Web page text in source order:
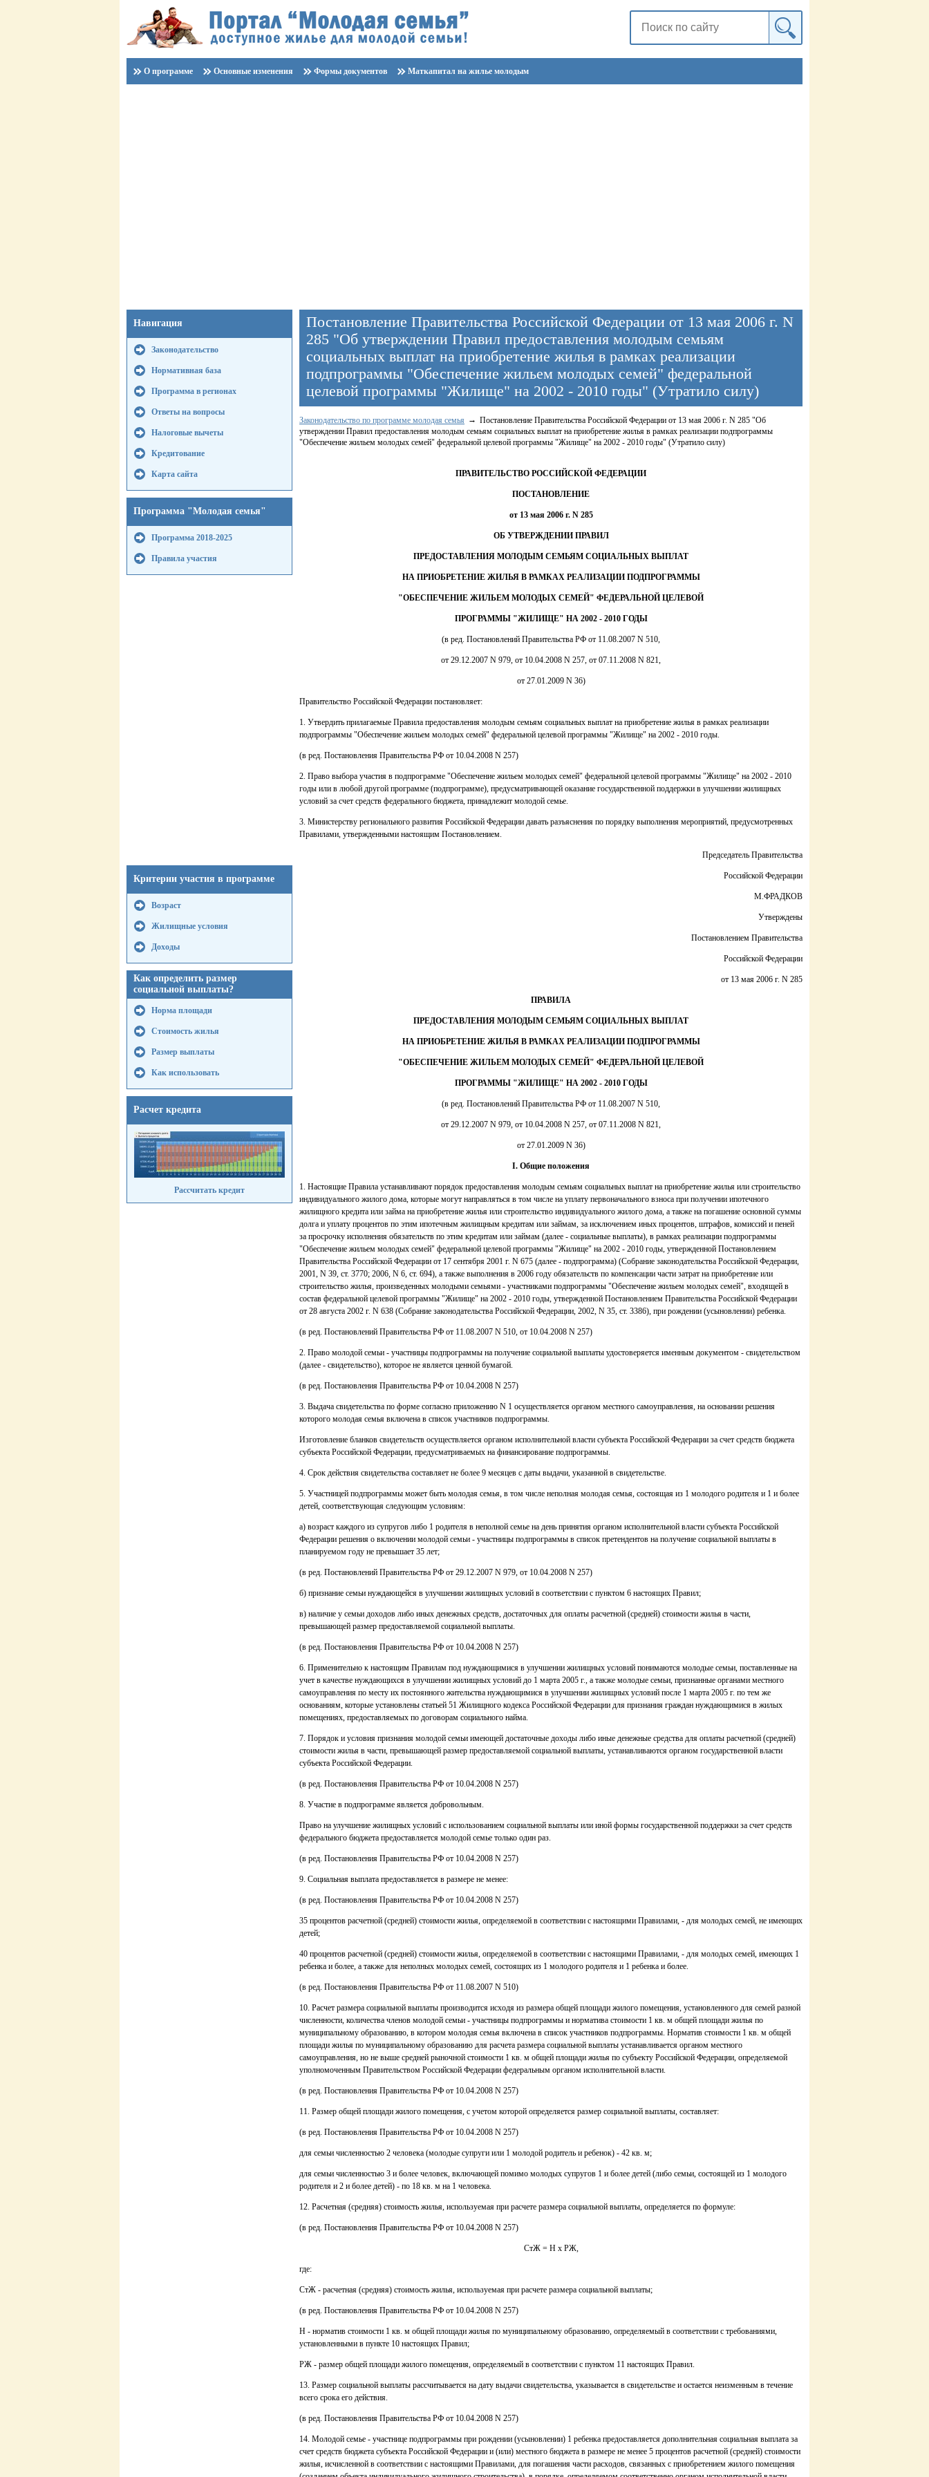
О программе Основные изменения Формы документов Маткапитал на жилье молодым
Навигация
Законодательство
Нормативная база
Программа в регионах
Ответы на вопросы
Налоговые вычеты
Кредитование
Карта сайта
Программа "Молодая семья"
Программа 2018-2025
Правила участия
Критерии участия в программе
Возраст
Жилищные условия
Доходы
Как определить размер
социальной выплаты?
Норма площади
Стоимость жилья
Размер выплаты
Как использовать
Расчет кредита
Рассчитать кредит
Постановление Правительства Российской Федерации от 13 мая 2006 г. N
285 "Об утверждении Правил предоставления молодым семьям
социальных выплат на приобретение жилья в рамках реализации
подпрограммы "Обеспечение жильем молодых семей" федеральной
целевой программы "Жилище" на 2002 - 2010 годы" (Утратило силу)
Законодательство по программе молодая семья
Постановление Правительства Российской Федерации от 13 мая 2006 г. N 285 "Об
утверждении Правил предоставления молодым семьям социальных выплат на приобретение жилья в рамках реализации подпрограммы
"Обеспечение жильем молодых семей" федеральной целевой программы "Жилище" на 2002 - 2010 годы" (Утратило силу)
ПРАВИТЕЛЬСТВО РОССИЙСКОЙ ФЕДЕРАЦИИ
ПОСТАНОВЛЕНИЕ
от 13 мая 2006 г. N 285
ОБ УТВЕРЖДЕНИИ ПРАВИЛ
ПРЕДОСТАВЛЕНИЯ МОЛОДЫМ СЕМЬЯМ СОЦИАЛЬНЫХ ВЫПЛАТ
НА ПРИОБРЕТЕНИЕ ЖИЛЬЯ В РАМКАХ РЕАЛИЗАЦИИ ПОДПРОГРАММЫ
"ОБЕСПЕЧЕНИЕ ЖИЛЬЕМ МОЛОДЫХ СЕМЕЙ" ФЕДЕРАЛЬНОЙ ЦЕЛЕВОЙ
ПРОГРАММЫ "ЖИЛИЩЕ" НА 2002 - 2010 ГОДЫ
(в ред. Постановлений Правительства РФ от 11.08.2007 N 510,
от 29.12.2007 N 979, от 10.04.2008 N 257, от 07.11.2008 N 821,
от 27.01.2009 N 36)
Правительство Российской Федерации постановляет:
1. Утвердить прилагаемые Правила предоставления молодым семьям социальных выплат на приобретение жилья в рамках реализации
подпрограммы "Обеспечение жильем молодых семей" федеральной целевой программы "Жилище" на 2002 - 2010 годы.
(в ред. Постановления Правительства РФ от 10.04.2008 N 257)
2. Право выбора участия в подпрограмме "Обеспечение жильем молодых семей" федеральной целевой программы "Жилище" на 2002 - 2010
годы или в любой другой программе (подпрограмме), предусматривающей оказание государственной поддержки в улучшении жилищных
условий за счет средств федерального бюджета, принадлежит молодой семье.
3. Министерству регионального развития Российской Федерации давать разъяснения по порядку выполнения мероприятий, предусмотренных
Правилами, утвержденными настоящим Постановлением.
Председатель Правительства
Российской Федерации
М.ФРАДКОВ
Утверждены
Постановлением Правительства
Российской Федерации
от 13 мая 2006 г. N 285
ПРАВИЛА
ПРЕДОСТАВЛЕНИЯ МОЛОДЫМ СЕМЬЯМ СОЦИАЛЬНЫХ ВЫПЛАТ
НА ПРИОБРЕТЕНИЕ ЖИЛЬЯ В РАМКАХ РЕАЛИЗАЦИИ ПОДПРОГРАММЫ
"ОБЕСПЕЧЕНИЕ ЖИЛЬЕМ МОЛОДЫХ СЕМЕЙ" ФЕДЕРАЛЬНОЙ ЦЕЛЕВОЙ
ПРОГРАММЫ "ЖИЛИЩЕ" НА 2002 - 2010 ГОДЫ
(в ред. Постановлений Правительства РФ от 11.08.2007 N 510,
от 29.12.2007 N 979, от 10.04.2008 N 257, от 07.11.2008 N 821,
от 27.01.2009 N 36)
I. Общие положения
1. Настоящие Правила устанавливают порядок предоставления молодым семьям социальных выплат на приобретение жилья или строительство
индивидуального жилого дома, которые могут направляться в том числе на уплату первоначального взноса при получении ипотечного
жилищного кредита или займа на приобретение жилья или строительство индивидуального жилого дома, а также на погашение основной суммы
долга и уплату процентов по этим ипотечным жилищным кредитам или займам, за исключением иных процентов, штрафов, комиссий и пеней
за просрочку исполнения обязательств по этим кредитам или займам (далее - социальные выплаты), в рамках реализации подпрограммы
"Обеспечение жильем молодых семей" федеральной целевой программы "Жилище" на 2002 - 2010 годы, утвержденной Постановлением
Правительства Российской Федерации от 17 сентября 2001 г. N 675 (далее - подпрограмма) (Собрание законодательства Российской Федерации,
2001, N 39, ст. 3770; 2006, N 6, ст. 694), а также выполнения в 2006 году обязательств по компенсации части затрат на приобретение или
строительство жилья, произведенных молодыми семьями - участниками подпрограммы "Обеспечение жильем молодых семей", входящей в
состав федеральной целевой программы "Жилище" на 2002 - 2010 годы, утвержденной Постановлением Правительства Российской Федерации
от 28 августа 2002 г. N 638 (Собрание законодательства Российской Федерации, 2002, N 35, ст. 3386), при рождении (усыновлении) ребенка.
(в ред. Постановлений Правительства РФ от 11.08.2007 N 510, от 10.04.2008 N 257)
2. Право молодой семьи - участницы подпрограммы на получение социальной выплаты удостоверяется именным документом - свидетельством
(далее - свидетельство), которое не является ценной бумагой.
(в ред. Постановления Правительства РФ от 10.04.2008 N 257)
3. Выдача свидетельства по форме согласно приложению N 1 осуществляется органом местного самоуправления, на основании решения
которого молодая семья включена в список участников подпрограммы.
Изготовление бланков свидетельств осуществляется органом исполнительной власти субъекта Российской Федерации за счет средств бюджета
субъекта Российской Федерации, предусматриваемых на финансирование подпрограммы.
4. Срок действия свидетельства составляет не более 9 месяцев с даты выдачи, указанной в свидетельстве.
5. Участницей подпрограммы может быть молодая семья, в том числе неполная молодая семья, состоящая из 1 молодого родителя и 1 и более
детей, соответствующая следующим условиям:
а) возраст каждого из супругов либо 1 родителя в неполной семье на день принятия органом исполнительной власти субъекта Российской
Федерации решения о включении молодой семьи - участницы подпрограммы в список претендентов на получение социальной выплаты в
планируемом году не превышает 35 лет;
(в ред. Постановлений Правительства РФ от 29.12.2007 N 979, от 10.04.2008 N 257)
б) признание семьи нуждающейся в улучшении жилищных условий в соответствии с пунктом 6 настоящих Правил;
в) наличие у семьи доходов либо иных денежных средств, достаточных для оплаты расчетной (средней) стоимости жилья в части,
превышающей размер предоставляемой социальной выплаты.
(в ред. Постановления Правительства РФ от 10.04.2008 N 257)
6. Применительно к настоящим Правилам под нуждающимися в улучшении жилищных условий понимаются молодые семьи, поставленные на
учет в качестве нуждающихся в улучшении жилищных условий до 1 марта 2005 г., а также молодые семьи, признанные органами местного
самоуправления по месту их постоянного жительства нуждающимися в улучшении жилищных условий после 1 марта 2005 г. по тем же
основаниям, которые установлены статьей 51 Жилищного кодекса Российской Федерации для признания граждан нуждающимися в жилых
помещениях, предоставляемых по договорам социального найма.
7. Порядок и условия признания молодой семьи имеющей достаточные доходы либо иные денежные средства для оплаты расчетной (средней)
стоимости жилья в части, превышающей размер предоставляемой социальной выплаты, устанавливаются органом государственной власти
субъекта Российской Федерации.
(в ред. Постановления Правительства РФ от 10.04.2008 N 257)
8. Участие в подпрограмме является добровольным.
Право на улучшение жилищных условий с использованием социальной выплаты или иной формы государственной поддержки за счет средств
федерального бюджета предоставляется молодой семье только один раз.
(в ред. Постановления Правительства РФ от 10.04.2008 N 257)
9. Социальная выплата предоставляется в размере не менее:
(в ред. Постановления Правительства РФ от 10.04.2008 N 257)
35 процентов расчетной (средней) стоимости жилья, определяемой в соответствии с настоящими Правилами, - для молодых семей, не имеющих
детей;
40 процентов расчетной (средней) стоимости жилья, определяемой в соответствии с настоящими Правилами, - для молодых семей, имеющих 1
ребенка и более, а также для неполных молодых семей, состоящих из 1 молодого родителя и 1 ребенка и более.
(в ред. Постановления Правительства РФ от 11.08.2007 N 510)
10. Расчет размера социальной выплаты производится исходя из размера общей площади жилого помещения, установленного для семей разной
численности, количества членов молодой семьи - участницы подпрограммы и норматива стоимости 1 кв. м общей площади жилья по
муниципальному образованию, в котором молодая семья включена в список участников подпрограммы. Норматив стоимости 1 кв. м общей
площади жилья по муниципальному образованию для расчета размера социальной выплаты устанавливается органом местного
самоуправления, но не выше средней рыночной стоимости 1 кв. м общей площади жилья по субъекту Российской Федерации, определяемой
уполномоченным Правительством Российской Федерации федеральным органом исполнительной власти.
(в ред. Постановления Правительства РФ от 10.04.2008 N 257)
11. Размер общей площади жилого помещения, с учетом которой определяется размер социальной выплаты, составляет:
(в ред. Постановления Правительства РФ от 10.04.2008 N 257)
для семьи численностью 2 человека (молодые супруги или 1 молодой родитель и ребенок) - 42 кв. м;
для семьи численностью 3 и более человек, включающей помимо молодых супругов 1 и более детей (либо семьи, состоящей из 1 молодого
родителя и 2 и более детей) - по 18 кв. м на 1 человека.
12. Расчетная (средняя) стоимость жилья, используемая при расчете размера социальной выплаты, определяется по формуле:
(в ред. Постановления Правительства РФ от 10.04.2008 N 257)
СтЖ = Н x РЖ,
где:
СтЖ - расчетная (средняя) стоимость жилья, используемая при расчете размера социальной выплаты;
(в ред. Постановления Правительства РФ от 10.04.2008 N 257)
Н - норматив стоимости 1 кв. м общей площади жилья по муниципальному образованию, определяемый в соответствии с требованиями,
установленными в пункте 10 настоящих Правил;
РЖ - размер общей площади жилого помещения, определяемый в соответствии с пунктом 11 настоящих Правил.
13. Размер социальной выплаты рассчитывается на дату выдачи свидетельства, указывается в свидетельстве и остается неизменным в течение
всего срока его действия.
(в ред. Постановления Правительства РФ от 10.04.2008 N 257)
14. Молодой семье - участнице подпрограммы при рождении (усыновлении) 1 ребенка предоставляется дополнительная социальная выплата за
счет средств бюджета субъекта Российской Федерации и (или) местного бюджета в размере не менее 5 процентов расчетной (средней) стоимости
жилья, исчисленной в соответствии с настоящими Правилами, для погашения части расходов, связанных с приобретением жилого помещения